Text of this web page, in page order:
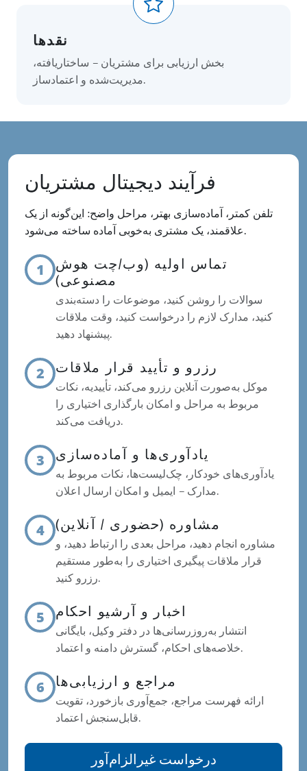
نقدها
بخش ارزیابی برای مشتریان – ساختاریافته،
مدیریت‌شده و اعتمادساز.
فرآیند دیجیتال مشتریان
تلفن کمتر، آماده‌سازی بهتر، مراحل واضح: این‌گونه از یک
علاقمند، یک مشتری به‌خوبی آماده ساخته می‌شود.
1
تماس اولیه (وب/چت هوش
مصنوعی)
سوالات را روشن کنید، موضوعات را دسته‌بندی
کنید، مدارک لازم را درخواست کنید، وقت ملاقات
پیشنهاد دهید.
2 رزرو و تأیید قرار ملاقات
موکل به‌صورت آنلاین رزرو می‌کند، تأییدیه، نکات
مربوط به مراحل و امکان بارگذاری اختیاری را
دریافت می‌کند.
3 یادآوری‌ها و آماده‌سازی
یادآوری‌های خودکار، چک‌لیست‌ها، نکات مربوط به
مدارک – ایمیل و امکان ارسال اعلان.
4 مشاوره (حضوری / آنلاین)
مشاوره انجام دهید، مراحل بعدی را ارتباط دهید، و
قرار ملاقات پیگیری اختیاری را به‌طور مستقیم
رزرو کنید.
5 اخبار و آرشیو احکام
انتشار به‌روزرسانی‌ها در دفتر وکیل، بایگانی
خلاصه‌های احکام، گسترش دامنه و اعتماد.
6 مراجع و ارزیابی‌ها
ارائه فهرست مراجع، جمع‌آوری بازخورد، تقویت
قابل‌سنجش اعتماد.
درخواست غیرالزام‌آور